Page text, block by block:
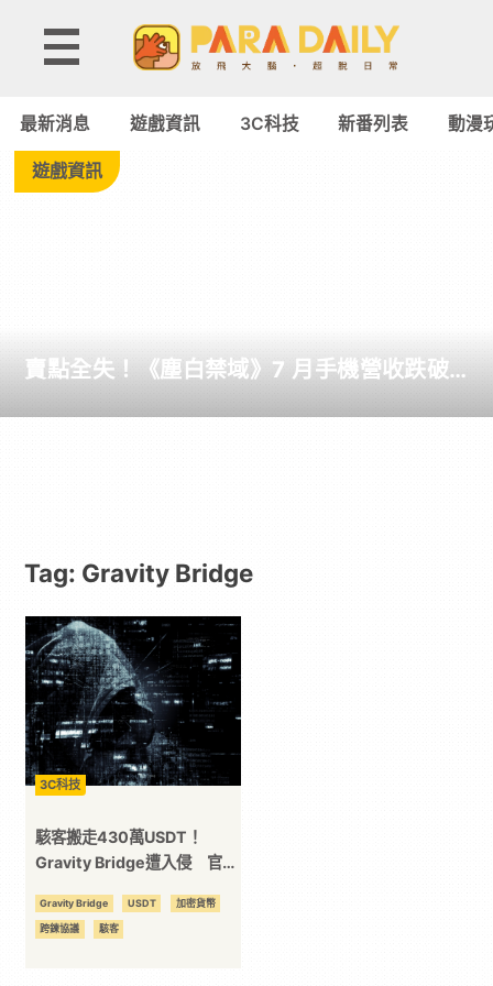
Tag:
Bridge
-
遊
動
漫
二
次
元
｜
最新消息 遊戲資訊 3C科技 新番列表 動漫
遊戲資訊
賣點全失！《塵白禁域》7 月手機營收跌破
Tag: Gravity Bridge
3C科技
駭客搬走430萬USDT！
Gravity Bridge遭入侵 官方
Gravity Bridge USDT 加密貨幣
跨鍊協議 駭客